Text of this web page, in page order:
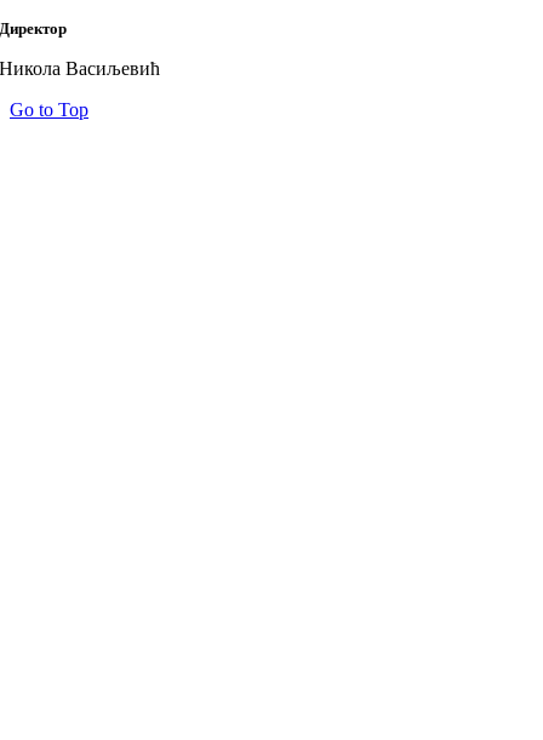
Директор
Никола Васиљевић
Go to Top